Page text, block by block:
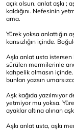
açık olsun, anlat aşkı ;
kaldığını. Nefesinin
ama.
Yürek yoksa anlattığın
kansızlığın içinde.
Aşkı anlat usta
sürülen mermilerinle
kahpelik olmasın
bunları yazsın
Aşk kağıda yazılmıyor
yetmiyor mu yoksa.
ayaklar altına alınan
Aşkı anlat usta, aşkı